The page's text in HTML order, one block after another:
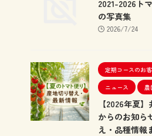
2021-2026ト
の写真集
2026/7/24
定期コースのお
ニュース
農
【2026年夏
からのお知ら
え・品種情報